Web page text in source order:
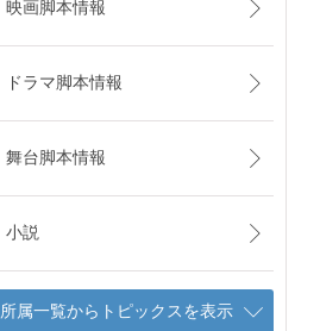
映画脚本情報
ドラマ脚本情報
舞台脚本情報
小説
所属一覧からトピックスを表示